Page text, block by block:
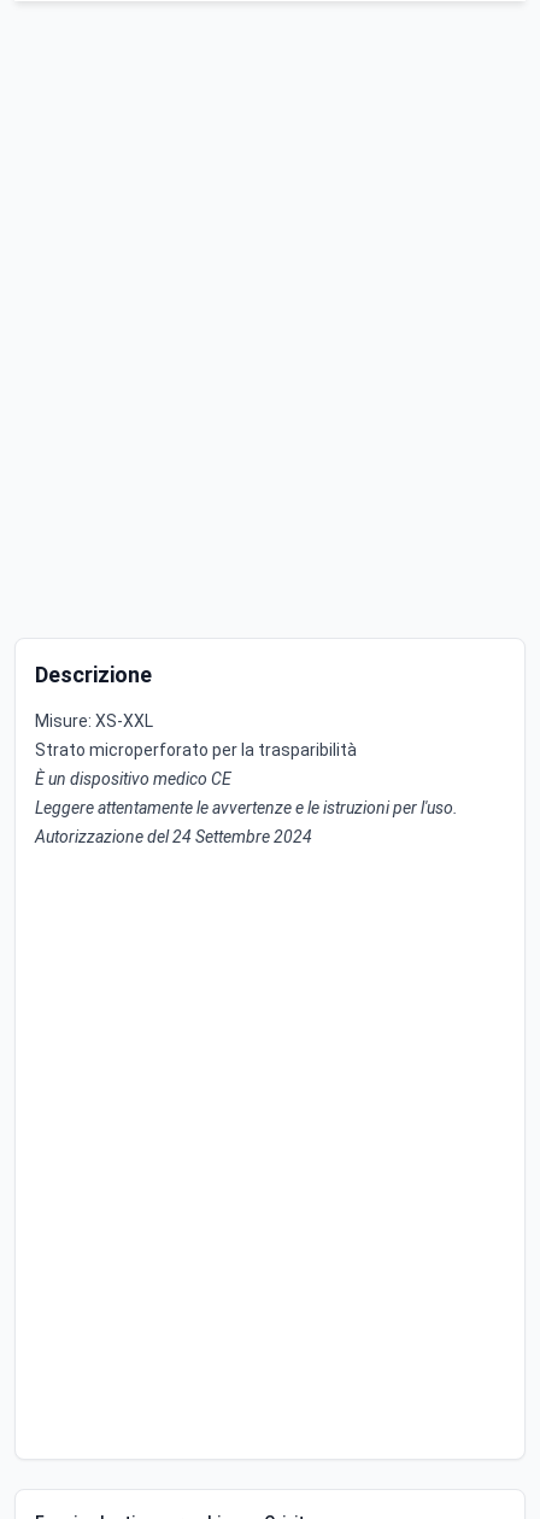
Descrizione
Misure: XS-XXL
Strato microperforato per la trasparibilità
È un dispositivo medico CE
Leggere attentamente le avvertenze e le istruzioni per l'uso.
Autorizzazione del 24 Settembre 2024